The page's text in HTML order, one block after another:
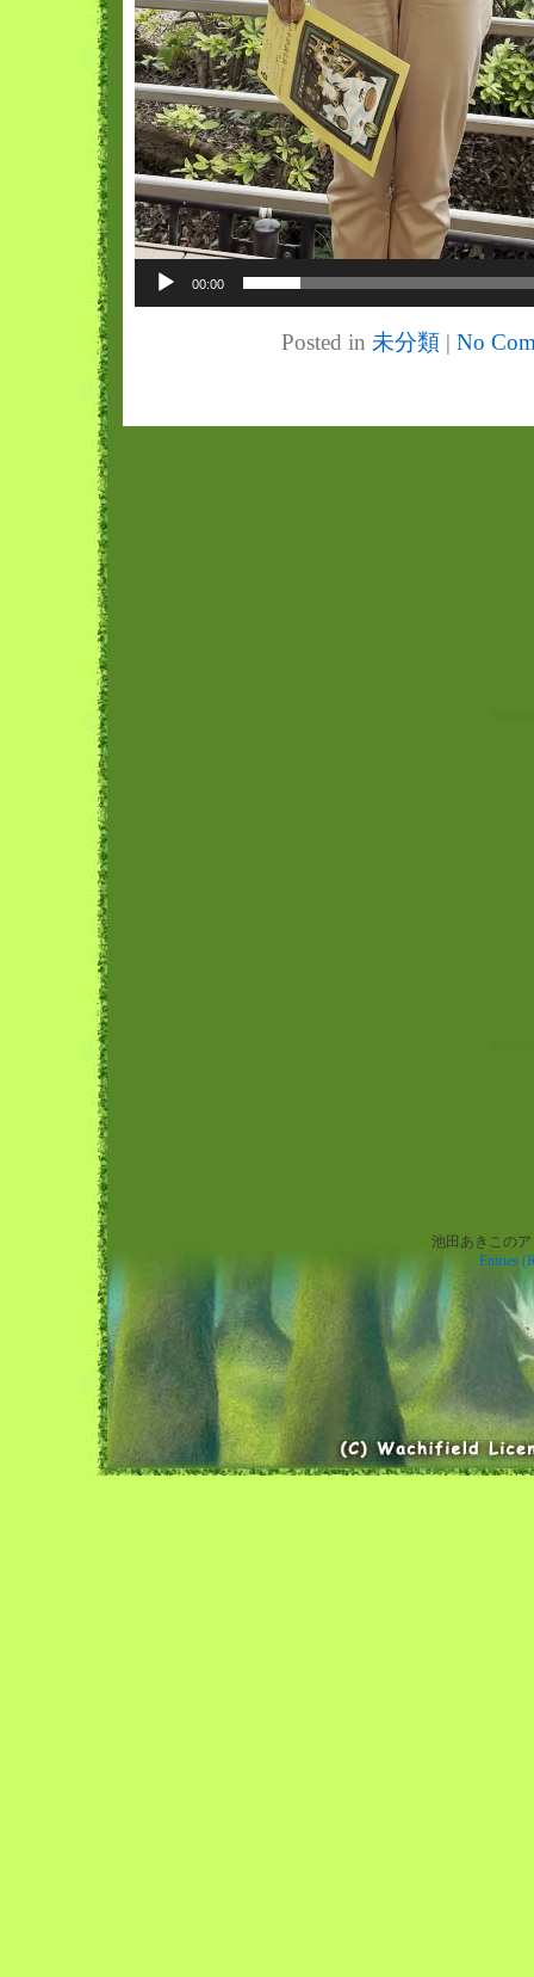
00:00
Posted in 未分類 | No
Warning
: preg_replace(): The /e modifier is no longer supported, use
instead in
/home/xs697964/wachi.co.jp/public_html/blog.wachi.co.jp/wp-
content/themes/wachiforest/footer.php
池田あきこのア
Entries